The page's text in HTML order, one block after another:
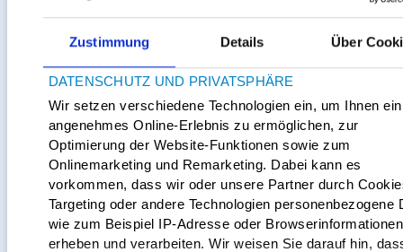
Zustimmung Details Über
DATENSCHUTZ UND PRIVATSPHÄRE
Wir setzen verschiedene Technologien ein, um Ihnen ein
angenehmes Online-Erlebnis zu ermöglichen, zur
Optimierung der Website-Funktionen sowie zum
Onlinemarketing und Remarketing. Dabei kann es
vorkommen, dass wir oder unsere Partner durch
Targeting oder andere Technologien personenbezogene
wie zum Beispiel IP-Adresse oder Browserinformationen
erheben und verarbeiten. Wir weisen Sie darauf hin,
Auf welche Gewohnheiten der Betroffene Wert legt.
z.B. Weihnachtsgeschenke für Enkelkinder
oder Wünsche bezüglich eines Heimes
Bei der Erstellung einer Betreuungsverfügung reicht der
natürliche Wille aus. D.h. eine Geschäftsfähigkeit ist nicht
zwingend erforderlich. So kann bei einer beginnenden
Demenz der/die Betroffene durchaus den Wunsch
äußern, wer dies für sie/ihn ggf. übernehmen soll. Die